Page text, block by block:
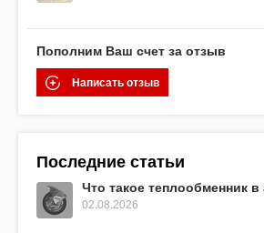
Пополним Ваш счет за отзыв
Написать отзыв
Последние статьи
Что такое теплообменник
02.08.2026